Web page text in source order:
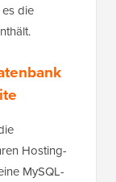
die
Hosting-
MySQL-